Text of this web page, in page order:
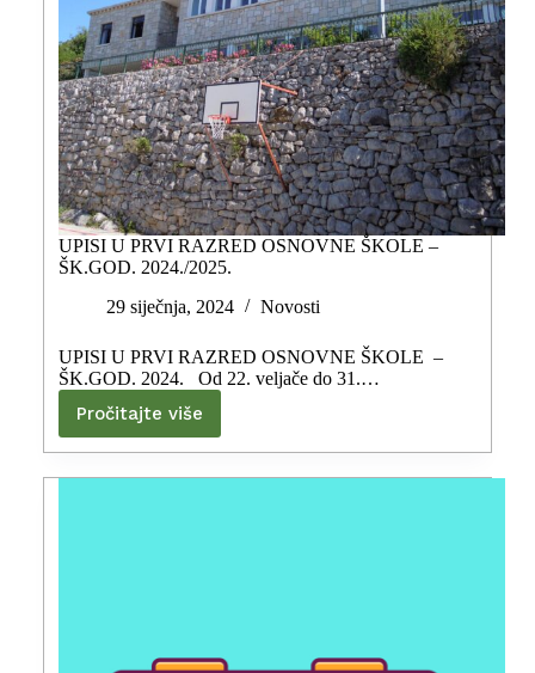
UPISI U PRVI RAZRED OSNOVNE ŠKOLE –
ŠK.GOD. 2024./2025.
29 siječnja, 2024
Novosti
UPISI U PRVI RAZRED OSNOVNE ŠKOLE –
ŠK.GOD. 2024. Od 22. veljače do 31.…
Pročitajte više